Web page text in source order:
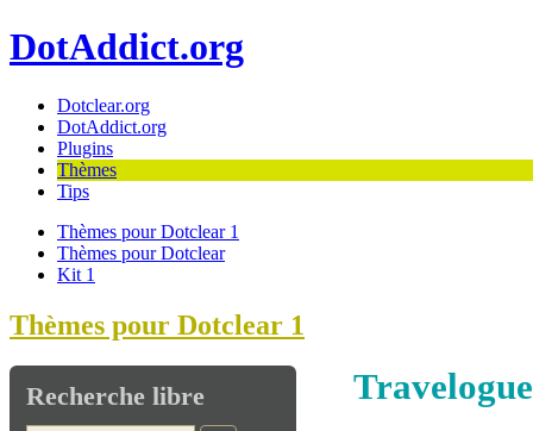
DotAddict.org
Dotclear.org
DotAddict.org
Plugins
Thèmes
Tips
Thèmes pour Dotclear 1
Thèmes pour Dotclear
Kit 1
Thèmes pour Dotclear 1
Recherche libre Travelogue